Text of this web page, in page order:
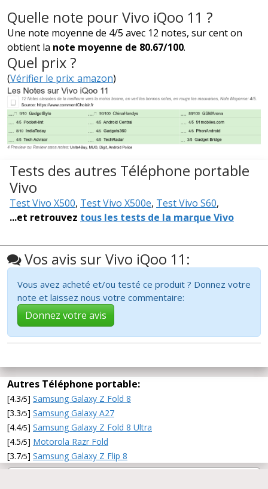
Quelle note pour Vivo iQoo 11 ?
Une note moyenne de 4/5 avec 12 notes, sur cent on
obtient la note moyenne de 80.67/100.
Quel prix ?
(Vérifier le prix: amazon)
Tests des autres Téléphone portable
Vivo
Test Vivo X500, Test Vivo X500e, Test Vivo S60,
...et retrouvez tous les tests de la marque Vivo
Vos avis sur Vivo iQoo 11:
Vous avez acheté et/ou testé ce produit ? Donnez votre
note et laissez nous votre commentaire:
Donnez votre avis
Autres Téléphone portable:
[4.3/5] Samsung Galaxy Z Fold 8
[3.3/5] Samsung Galaxy A27
[4.4/5] Samsung Galaxy Z Fold 8 Ultra
[4.5/5] Motorola Razr Fold
[3.7/5] Samsung Galaxy Z Flip 8